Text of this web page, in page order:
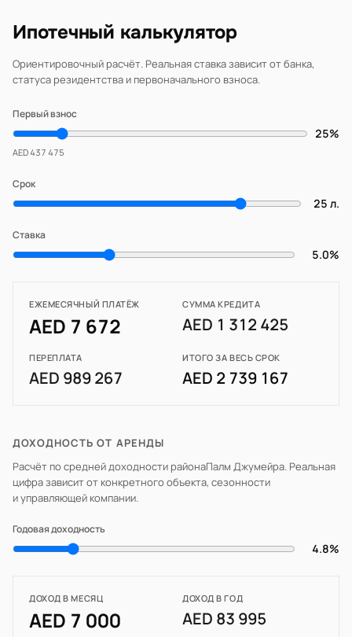
Ипотечный калькулятор
Ориентировочный расчёт. Реальная ставка зависит от банка,
статуса резидентства и первоначального взноса.
Первый взнос
25%
AED 437 475
Срок
25 л.
Ставка
5.0%
ЕЖЕМЕСЯЧНЫЙ ПЛАТЁЖ
AED 7 672
СУММА КРЕДИТА
AED 1 312 425
ПЕРЕПЛАТА
AED 989 267
ИТОГО ЗА ВЕСЬ СРОК
AED 2 739 167
ДОХОДНОСТЬ ОТ АРЕНДЫ
Расчёт по средней доходности районаПалм Джумейра. Реальная
цифра зависит от конкретного объекта, сезонности
и управляющей компании.
Годовая доходность
4.8%
ДОХОД В МЕСЯЦ
AED 7 000
ДОХОД В ГОД
AED 83 995